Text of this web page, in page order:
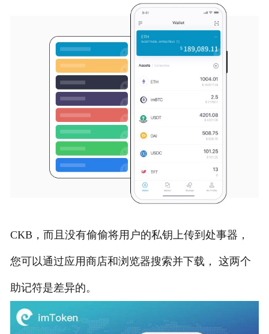
CKB，而且没有偷偷将用户的私钥上传到处事器，
您可以通过应用商店和浏览器搜索并下载， 这两个
助记符是差异的。